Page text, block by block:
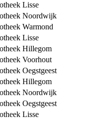
Lisse
Noordwijk
Warmond
Lisse
Hillegom
Voorhout
Oegstgeest
Hillegom
Noordwijk
Oegstgeest
Lisse